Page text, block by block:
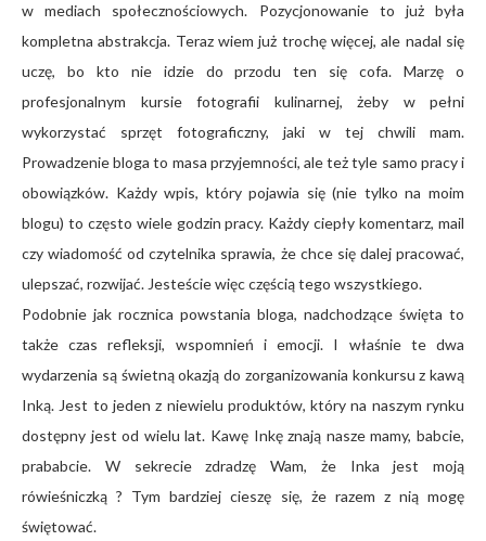
w mediach społecznościowych. Pozycjonowanie to już była
kompletna abstrakcja. Teraz wiem już trochę więcej, ale nadal się
uczę, bo kto nie idzie do przodu ten się cofa. Marzę o
profesjonalnym kursie fotografii kulinarnej, żeby w pełni
wykorzystać sprzęt fotograficzny, jaki w tej chwili mam.
Prowadzenie bloga to masa przyjemności, ale też tyle samo pracy i
obowiązków. Każdy wpis, który pojawia się (nie tylko na moim
blogu) to często wiele godzin pracy. Każdy ciepły komentarz, mail
czy wiadomość od czytelnika sprawia, że chce się dalej pracować,
ulepszać, rozwijać. Jesteście więc częścią tego wszystkiego.
Podobnie jak rocznica powstania bloga, nadchodzące święta to
także czas refleksji, wspomnień i emocji. I właśnie te dwa
wydarzenia są świetną okazją do zorganizowania konkursu z kawą
Inką. Jest to jeden z niewielu produktów, który na naszym rynku
dostępny jest od wielu lat. Kawę Inkę znają nasze mamy, babcie,
prababcie. W sekrecie zdradzę Wam, że Inka jest moją
rówieśniczką ? Tym bardziej cieszę się, że razem z nią mogę
świętować.